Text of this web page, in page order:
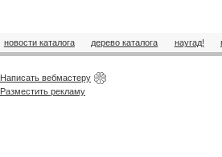
новости каталога дерево каталога наугад!
Написать вебмастеру
Разместить рекламу